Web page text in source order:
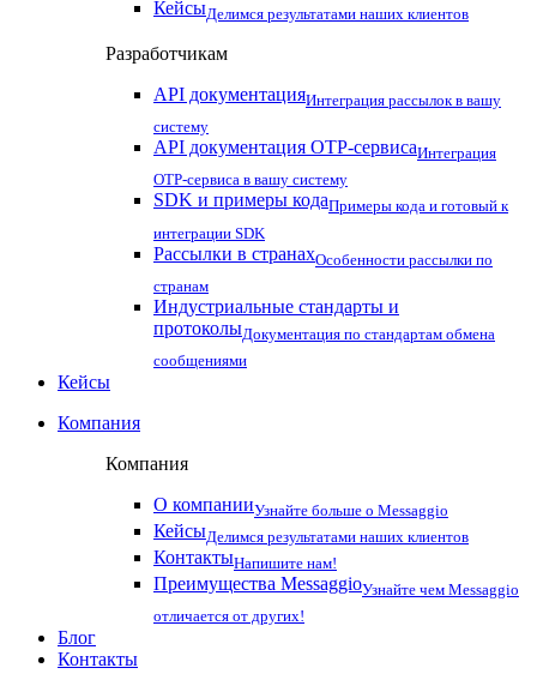
КейсыДелимся результатами наших клиентов
Разработчикам
API документацияИнтеграция рассылок в вашу
систему
API документация OTP-сервисаИнтеграция
OTP-сервиса в вашу систему
SDK и примеры кодаПримеры кода и готовый к
интеграции SDK
Рассылки в странахОсобенности рассылки по
странам
Индустриальные стандарты и
протоколыДокументация по стандартам обмена
сообщениями
Кейсы
Компания
Компания
О компанииУзнайте больше о Messaggio
КейсыДелимся результатами наших клиентов
КонтактыНапишите нам!
Преимущества MessaggioУзнайте чем Messaggio
отличается от других!
Блог
Контакты